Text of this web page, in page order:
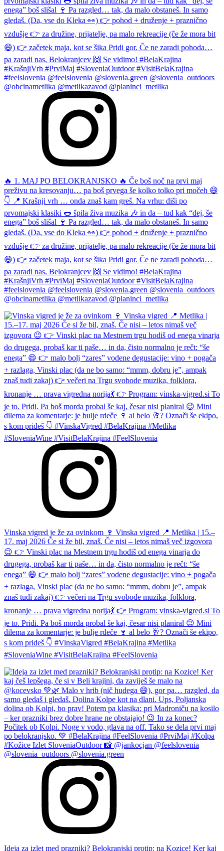
🔥 1. MAJ PO BELOKRANJSKO 🔥 Če boš noč na prvi maj
preživu na kresovanju… pa boš prvega še kolko tolko pri močeh 😄
👇 📍 Krašnji vrh … onda znaš kam greš. Na vrhu: diši po
prvomajski klasiki 🌭 špila živa muzika 🎶 in da – tud kak “dej, še
enega” boš slišal 🍷 Pa razgled… tak, da malo obstaneš. In samo
gledaš. (Da, vse do Kleka 👀) 👉 pohod + druženje + praznično
vzdušje 👉 za družine, prijatelje, pa malo rekreacije (če že mora bit
😄) 👉 začetek maja, kot se šika Pridi gor. Če ne zaradi pohoda…
pa zaradi nas, Belokranjcev 🙌 Se vidimo! #BelaKrajina
#KrašnjiVrh #PrviMaj #SloveniaOutdoor #VisitBelaKrajina
#feelslovenia @feelslovenia @slovenia.green @slovenia_outdoors
@obcinametlika @metlikazavod @planinci_metlika
Vinska vigred je že za ovinkom 🍷 Vinska vigred 📍 Metlika | 15.–
17. maj 2026 Če si že bil, znaš. Če nisi – letos nimaš več izgovora
😉 👉 Vinski plac na Mestnem trgu hodiš od enega vinarja do
drugega, probaš kar ti paše… in da, čisto normalno je rečt: “še
enega” 😄 👉 malo bolj “zares” vodene degustacije: vino + pogača
+ razlaga, Vinski plac (da ne bo samo: “mmm, dobru je”, ampak
znaš tudi zakaj) 👉 večeri na Trgu svobode muzika, folklora,
kronanje … prava vigredna norija💃 👉 Program: vinska-vigred.si To
je to. Pridi. Pa boš morda probal še kaj, česar nisi planiral 😉 Mini
dilema za komentarje: je bulje rdeče 🍷 al belo 🥂? Označi še ekipo,
s kom prideš 👇 #VinskaVigred #BelaKrajina #Metlika
#SloveniaWine #VisitBelaKrajina #FeelSlovenia
Ideja za izlet med prazniki? Belokranjski protip: na Kozice! Ker kaj